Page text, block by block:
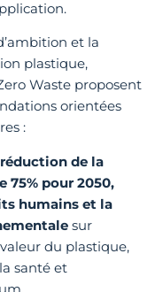
et la
plastique,
Waste proposent
orientées
:
de la
75% pour 2050,
humains et la
sur
du plastique,
santé et